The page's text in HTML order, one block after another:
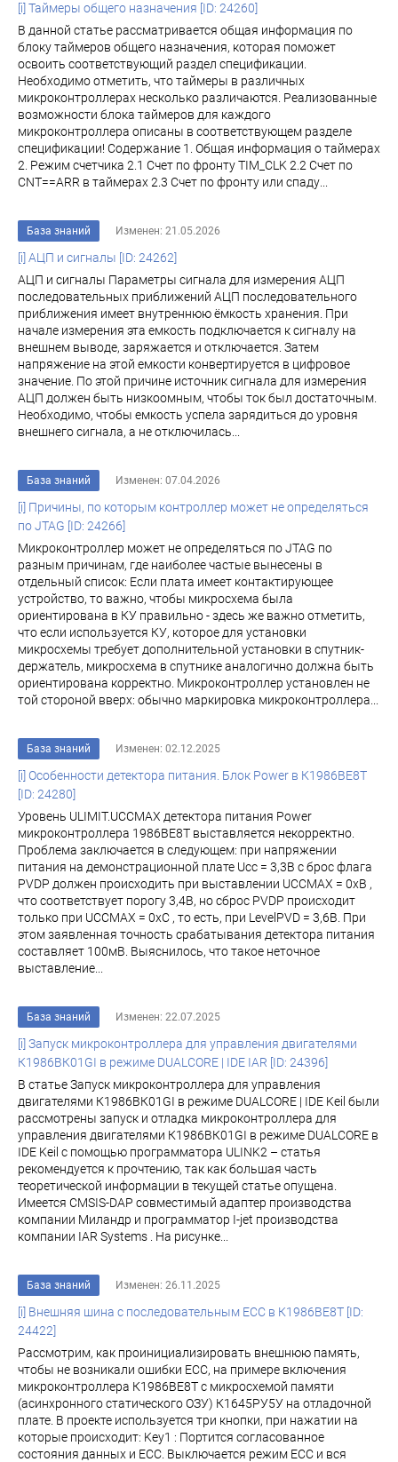
[i] Таймеры общего назначения [ID: 24260]
В данной статье рассматривается общая информация по
блоку таймеров общего назначения, которая поможет
освоить соответствующий раздел спецификации.
Необходимо отметить, что таймеры в различных
микроконтроллерах несколько различаются. Реализованные
возможности блока таймеров для каждого
микроконтроллера описаны в соответствующем разделе
спецификации! Содержание 1. Общая информация о таймерах
2. Режим счетчика 2.1 Счет по фронту TIM_CLK 2.2 Счет по
CNT==ARR в таймерах 2.3 Счет по фронту или спаду...
База знаний Изменен: 21.05.2026
[i] АЦП и сигналы [ID: 24262]
АЦП и сигналы Параметры сигнала для измерения АЦП
последовательных приближений АЦП последовательного
приближения имеет внутреннюю ёмкость хранения. При
начале измерения эта емкость подключается к сигналу на
внешнем выводе, заряжается и отключается. Затем
напряжение на этой емкости конвертируется в цифровое
значение. По этой причине источник сигнала для измерения
АЦП должен быть низкоомным, чтобы ток был достаточным.
Необходимо, чтобы емкость успела зарядиться до уровня
внешнего сигнала, а не отключилась...
База знаний Изменен: 07.04.2026
[i] Причины, по которым контроллер может не определяться
по JTAG [ID: 24266]
Микроконтроллер может не определяться по JTAG по
разным причинам, где наиболее частые вынесены в
отдельный список: Если плата имеет контактирующее
устройство, то важно, чтобы микросхема была
ориентирована в КУ правильно - здесь же важно отметить,
что если используется КУ, которое для установки
микросхемы требует дополнительной установки в спутник-
держатель, микросхема в спутнике аналогично должна быть
ориентирована корректно. Микроконтроллер установлен не
той стороной вверх: обычно маркировка микроконтроллера...
База знаний Изменен: 02.12.2025
[i] Особенности детектора питания. Блок Power в К1986ВЕ8T
[ID: 24280]
Уровень ULIMIT.UCCMAX детектора питания Power
микроконтроллера 1986ВЕ8Т выставляется некорректно.
Проблема заключается в следующем: при напряжении
питания на демонстрационной плате Ucc = 3,3В с брос флага
PVDP должен происходить при выставлении UCCMAX = 0хВ ,
что соответствует порогу 3,4В, но сброс PVDP происходит
только при UCCMAX = 0хС , то есть, при LevelPVD = 3,6В. При
этом заявленная точность срабатывания детектора питания
составляет 100мВ. Выяснилось, что такое неточное
выставление...
База знаний Изменен: 22.07.2025
[i] Запуск микроконтроллера для управления двигателями
К1986ВК01GI в режиме DUALCORE | IDE IAR [ID: 24396]
В статье Запуск микроконтроллера для управления
двигателями К1986ВК01GI в режиме DUALCORE | IDE Keil были
рассмотрены запуск и отладка микроконтроллера для
управления двигателями К1986ВК01GI в режиме DUALCORE в
IDE Keil с помощью программатора ULINK2 – статья
рекомендуется к прочтению, так как большая часть
теоретической информации в текущей статье опущена.
Имеется CMSIS-DAP совместимый адаптер производства
компании Миландр и программатор I-jet производства
компании IAR Systems . На рисунке...
База знаний Изменен: 26.11.2025
[i] Внешняя шина с последовательным ECC в К1986ВЕ8Т [ID:
24422]
Рассмотрим, как проинициализировать внешнюю память,
чтобы не возникали ошибки ECC, на примере включения
микроконтроллера К1986ВЕ8Т с микросхемой памяти
(асинхронного статического ОЗУ) К1645РУ5У на отладочной
плате. В проекте используется три кнопки, при нажатии на
которые происходит: Key1 : Портится согласованное
состояния данных и ECC. Выключается режим ECC и вся